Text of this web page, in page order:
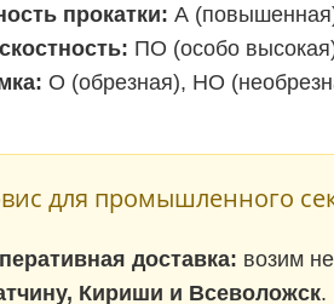
прокатки: А
ПО (особо
О (обрезная), НО
для промышленного
доставка: возим
Кириши и Всеволожск.